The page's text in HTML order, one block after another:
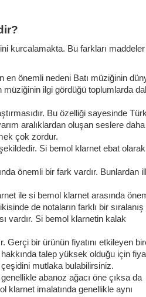
kurcalamakta. Bu farkları maddeler
en önemli nedeni Batı müziğinin
müziğinin ilgi gördüğü toplumlarda
Bu özelliği sayesinde Türk
aralıklardan oluşan seslere daha
çok zordur.
Si bemol klarnet ebat olarak
önemli bir fark vardır. Bunlardan
ile si bemol klarnet arasında
de notaların farklı bir sıralanış
vardır. Si bemol klarnetin kalak
Gerçi bir ürünün fiyatını etkileyen
talep yüksek olduğu için
mutlaka bulabilirsiniz.
abanoz ağacı öne çıksa da
klarnet imalatında genellikle aynı